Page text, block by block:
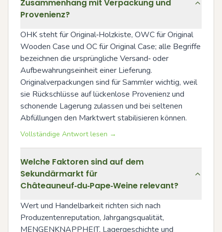
Zusammenhang mit Verpackung und
Provenienz?
OHK steht für Original‑Holzkiste, OWC für Original
Wooden Case und OC für Original Case; alle Begriffe
bezeichnen die ursprüngliche Versand‑ oder
Aufbewahrungseinheit einer Lieferung.
Originalverpackungen sind für Sammler wichtig, weil
sie Rückschlüsse auf lückenlose Provenienz und
schonende Lagerung zulassen und bei seltenen
Abfüllungen den Marktwert stabilisieren können.
Vollständige Antwort lesen →
Welche Faktoren sind auf dem
Sekundärmarkt für
Châteauneuf‑du‑Pape‑Weine relevant?
Wert und Handelbarkeit richten sich nach
Produzentenreputation, Jahrgangsqualität,
MENGENKNAPPHEIT, Lagergeschichte und